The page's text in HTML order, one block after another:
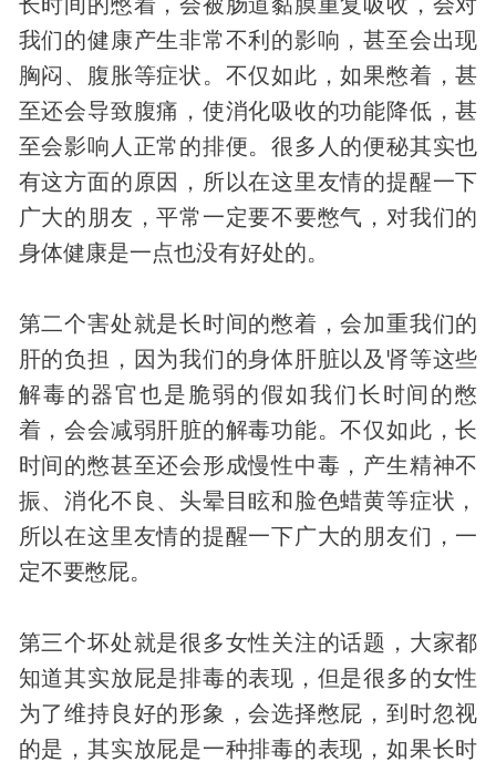
我们的健康产生非常不利的影响，甚至会出现
胸闷、腹胀等症状。不仅如此，如果憋着，甚
至还会导致腹痛，使消化吸收的功能降低，甚
至会影响人正常的排便。很多人的便秘其实也
有这方面的原因，所以在这里友情的提醒一下
广大的朋友，平常一定要不要憋气，对我们的
身体健康是一点也没有好处的。
第二个害处就是长时间的憋着，会加重我们的
肝的负担，因为我们的身体肝脏以及肾等这些
解毒的器官也是脆弱的假如我们长时间的憋
着，会会减弱肝脏的解毒功能。不仅如此，长
时间的憋甚至还会形成慢性中毒，产生精神不
振、消化不良、头晕目眩和脸色蜡黄等症状，
所以在这里友情的提醒一下广大的朋友们，一
定不要憋屁。
第三个坏处就是很多女性关注的话题，大家都
知道其实放屁是排毒的表现，但是很多的女性
为了维持良好的形象，会选择憋屁，到时忽视
的是，其实放屁是一种排毒的表现，如果长时